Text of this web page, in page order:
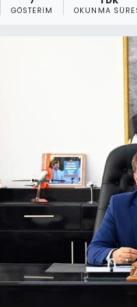
GÖSTERIM OKUNMA